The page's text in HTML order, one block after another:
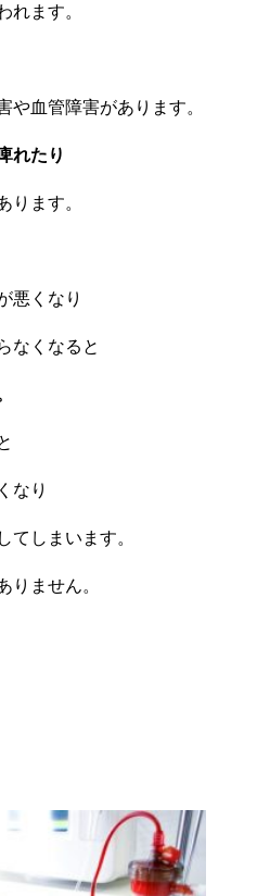
れます。
や血管障害があります。
れたり
ります。
悪くなり
なくなると
なり
てしまいます。
りません。